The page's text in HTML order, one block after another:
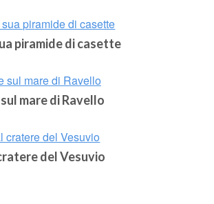
piramide di casette
mare di Ravello
del Vesuvio